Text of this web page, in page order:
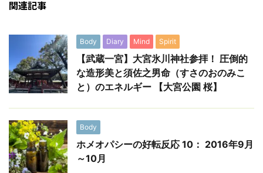
関連記事
Body Diary Mind Spirit
【武蔵一宮】大宮氷川神社参拝！ 圧倒的
な造形美と須佐之男命（すさのおのみこ
と）のエネルギー 【大宮公園 桜】
Body
ホメオパシーの好転反応 10： 2016年9月
～10月